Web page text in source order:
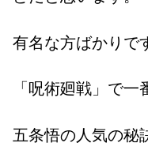
有名な方ばかりで
「呪術廻戦」で一
五条悟の人気の秘